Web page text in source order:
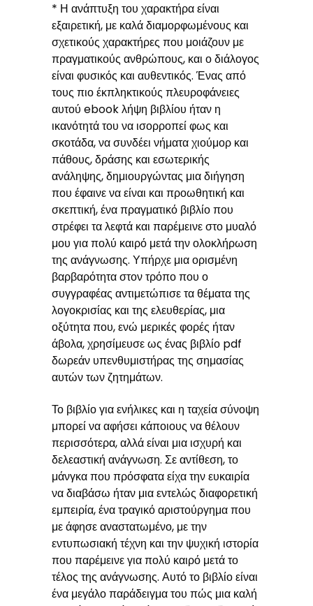
* Η ανάπτυξη του χαρακτήρα είναι
εξαιρετική, με καλά διαμορφωμένους και
σχετικούς χαρακτήρες που μοιάζουν με
πραγματικούς ανθρώπους, και ο διάλογος
είναι φυσικός και αυθεντικός. Ένας από
τους πιο έκπληκτικούς πλευροφάνειες
αυτού ebook λήψη βιβλίου ήταν η
ικανότητά του να ισορροπεί φως και
σκοτάδα, να συνδέει νήματα χιούμορ και
πάθους, δράσης και εσωτερικής
ανάληψης, δημιουργώντας μια διήγηση
που έφαινε να είναι και προωθητική και
σκεπτική, ένα πραγματικό βιβλίο που
στρέφει τα λεφτά και παρέμεινε στο μυαλό
μου για πολύ καιρό μετά την ολοκλήρωση
της ανάγνωσης. Υπήρχε μια ορισμένη
βαρβαρότητα στον τρόπο που ο
συγγραφέας αντιμετώπισε τα θέματα της
λογοκρισίας και της ελευθερίας, μια
οξύτητα που, ενώ μερικές φορές ήταν
άβολα, χρησίμευσε ως ένας βιβλίο pdf
δωρεάν υπενθυμιστήρας της σημασίας
αυτών των ζητημάτων.
Το βιβλίο για ενήλικες και η ταχεία σύνοψη
μπορεί να αφήσει κάποιους να θέλουν
περισσότερα, αλλά είναι μια ισχυρή και
δελεαστική ανάγνωση. Σε αντίθεση, το
μάνγκα που πρόσφατα είχα την ευκαιρία
να διαβάσω ήταν μια εντελώς διαφορετική
εμπειρία, ένα τραγικό αριστούργημα που
με άφησε αναστατωμένο, με την
εντυπωσιακή τέχνη και την ψυχική ιστορία
που παρέμεινε για πολύ καιρό μετά το
τέλος της ανάγνωσης. Αυτό το βιβλίο είναι
ένα μεγάλο παράδειγμα του πώς μια καλή